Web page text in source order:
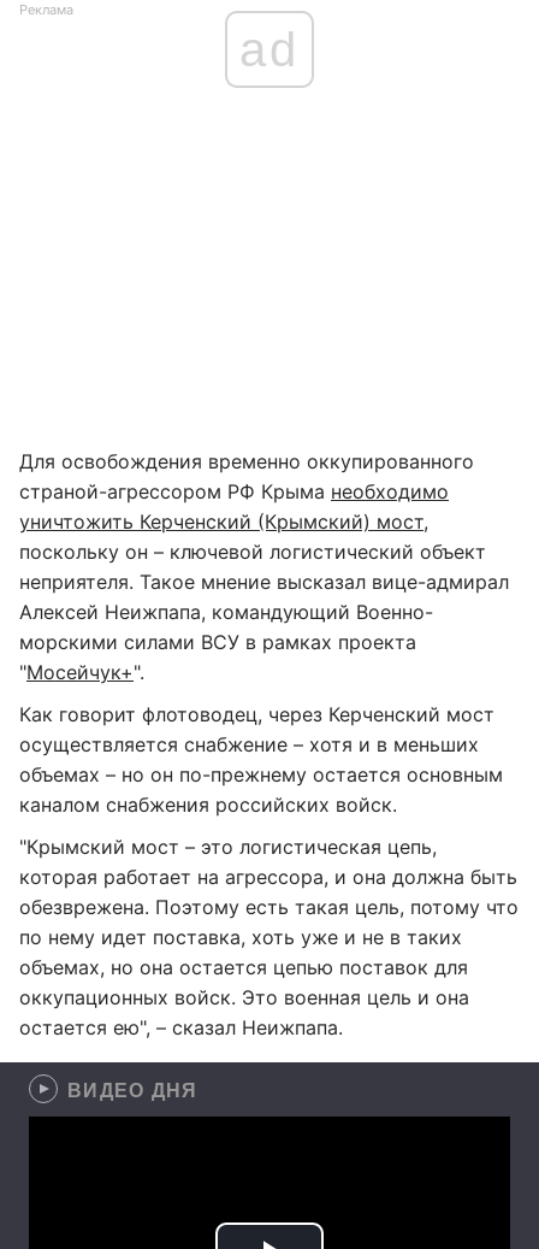
Реклама
ad
Для освобождения временно оккупированного
страной-агрессором РФ Крыма необходимо
уничтожить Керченский (Крымский) мост,
поскольку он – ключевой логистический объект
неприятеля. Такое мнение высказал вице-адмирал
Алексей Неижпапа, командующий Военно-
морскими силами ВСУ в рамках проекта
"Мосейчук+".
Как говорит флотоводец, через Керченский мост
осуществляется снабжение – хотя и в меньших
объемах – но он по-прежнему остается основным
каналом снабжения российских войск.
"Крымский мост – это логистическая цепь,
которая работает на агрессора, и она должна быть
обезврежена. Поэтому есть такая цель, потому что
по нему идет поставка, хоть уже и не в таких
объемах, но она остается цепью поставок для
оккупационных войск. Это военная цель и она
остается ею", – сказал Неижпапа.
ВИДЕО ДНЯ